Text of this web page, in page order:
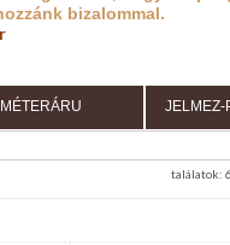
bizalommal.
MÉTERÁRU JELMEZ-
találatok: